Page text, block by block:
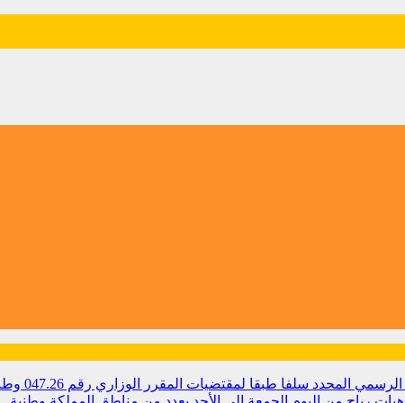
المحدد سلفا طبقا لمقتضیات المقرر الوزاري رقم 047.26